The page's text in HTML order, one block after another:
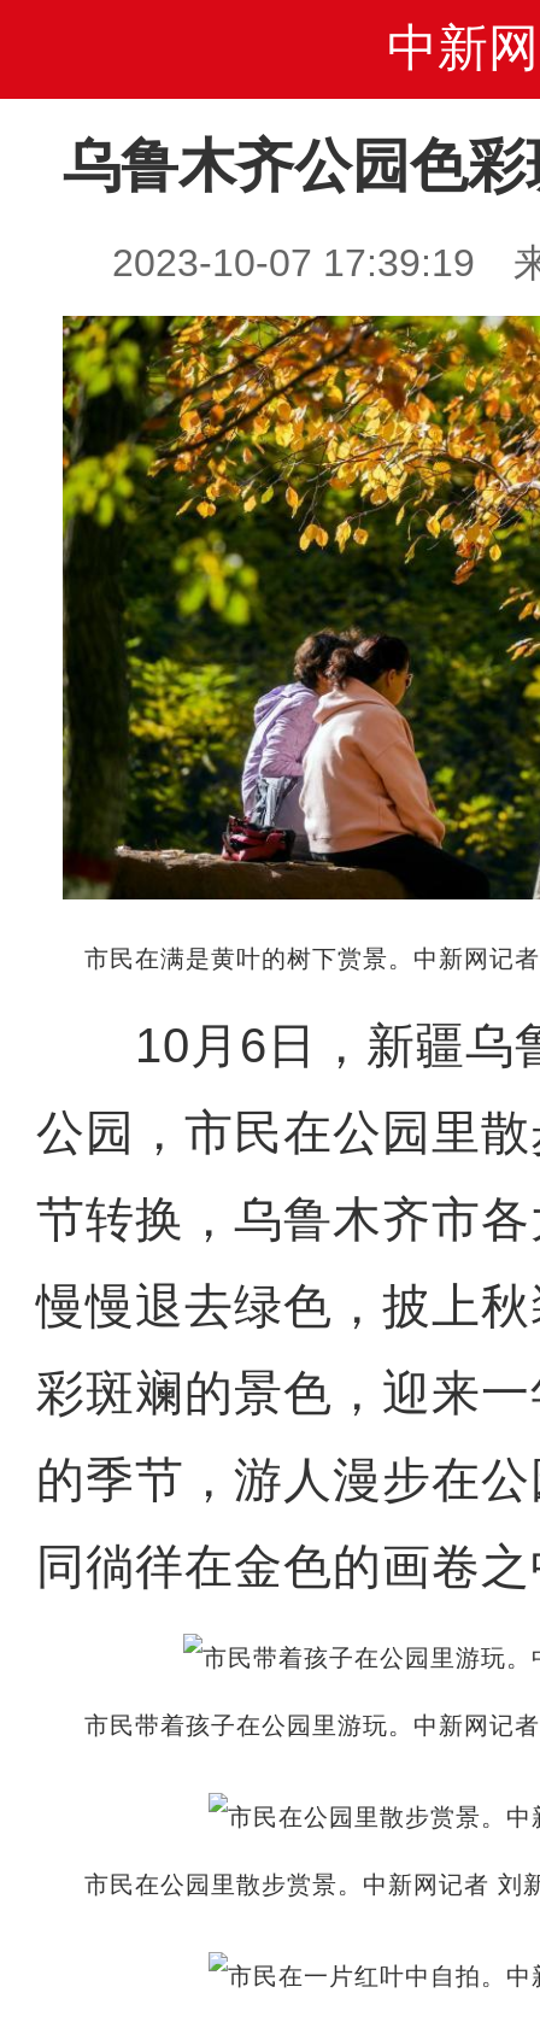
中新网
乌鲁木齐公园色
2023-10-07 17:39:19
市民在满是黄叶的树下赏景。中新网记
10月6日，新疆乌
公园，市民在公园里
节转换，乌鲁木齐市
慢慢退去绿色，披上
彩斑斓的景色，迎来
的季节，游人漫步在
同徜徉在金色的画卷
市民带着孩子在公园里游玩。中新网记
市民在公园里散步赏景。中新网记者 刘